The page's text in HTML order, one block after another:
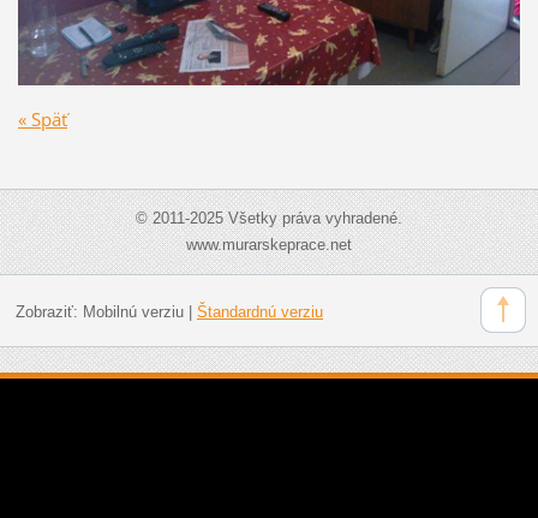
« Späť
© 2011-2025 Všetky práva vyhradené.
www.murarskeprace.net
Zobraziť: Mobilnú verziu| Štandardnú verziu